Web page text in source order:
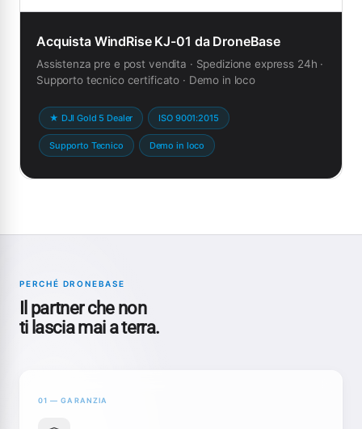
Acquista WindRise KJ-01 da DroneBase
Assistenza pre e post vendita · Spedizione express 24h ·
Supporto tecnico certificato · Demo in loco
★ DJI Gold 5 Dealer ISO 9001:2015
Supporto Tecnico Demo in loco
PERCHÉ DRONEBASE
Il partner che non
ti lascia mai a terra.
01 — GARANZIA